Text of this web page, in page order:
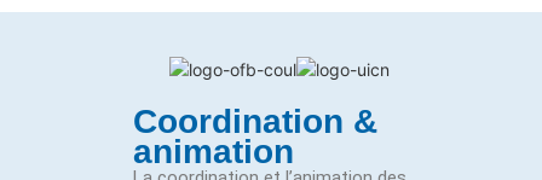
Coordination &
animation